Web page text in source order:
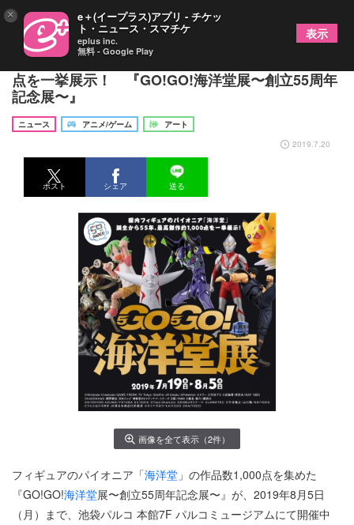
フィギュアのパイオニア「海洋堂」の作品約1,000
点を一挙展示！ 『GO!GO!海洋堂展〜創立55周年
記念展〜』
ニュース アニメ/ゲーム
アート
2019.7.20
ポスト シェア 送る
画像を全て表示（2件）
フィギュアのパイオニア「海洋堂 」の作品数1,000点を集めた
『GO!GO!海洋堂展〜創立55周年記念展〜』が、2019年8月5日
（月）まで、池袋パルコ 本館7F パルコミュージアムにて開催中
× e＋(イープラス)アプリ - チケッ
ト・ニュース・スマチケ
eplus inc.
無料 - Google Play
表示